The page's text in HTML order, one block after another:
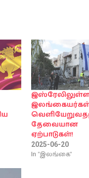
தேவையான
ஏற்பாடுகள்!
2025-06-20
In "இலங்கை"